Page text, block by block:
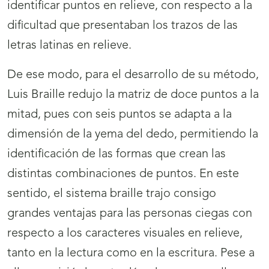
identificar puntos en relieve, con respecto a la
dificultad que presentaban los trazos de las
letras latinas en relieve.
De ese modo, para el desarrollo de su método,
Luis Braille redujo la matriz de doce puntos a la
mitad, pues con seis puntos se adapta a la
dimensión de la yema del dedo, permitiendo la
identificación de las formas que crean las
distintas combinaciones de puntos. En este
sentido, el sistema braille trajo consigo
grandes ventajas para las personas ciegas con
respecto a los caracteres visuales en relieve,
tanto en la lectura como en la escritura. Pese a